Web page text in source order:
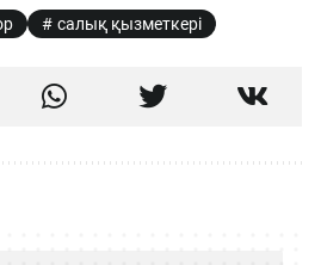
салық қызметкері